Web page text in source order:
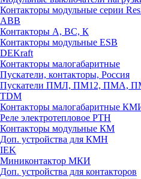
Контакторы модульные серии
ABB
Контакторы А, ВС, К
Контакторы модульные ESB
DEKraft
Контакторы малогабаритные
Пускатели, контакторы, Россия
Пускатели ПМЛ, ПМ12, ПМА,
TDM
Контакторы малогабаритные
Реле электротепловое РТН
Контакторы модульные КМ
Доп. устройства для КМН
IEK
Миниконтактор МКИ
Доп. устройства для контакторов